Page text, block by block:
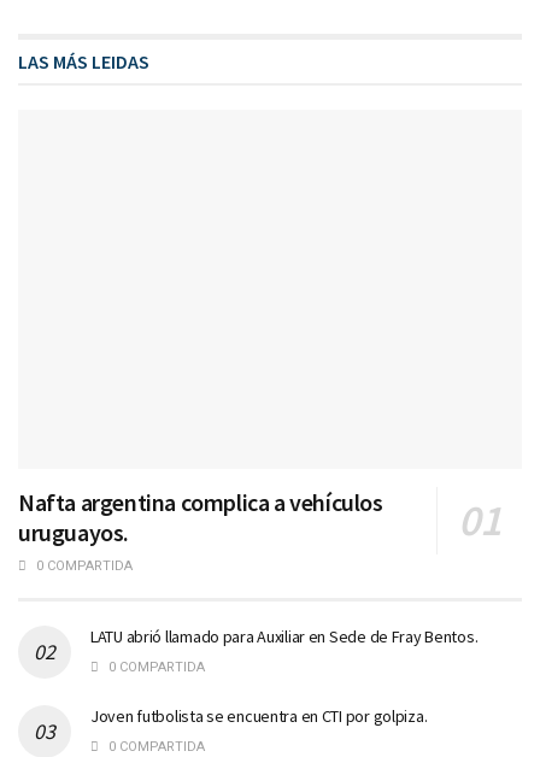
LAS MÁS LEIDAS
Nafta argentina complica a vehículos
uruguayos.
0 COMPARTIDA
LATU abrió llamado para Auxiliar en Sede de Fray Bentos.
0 COMPARTIDA
Joven futbolista se encuentra en CTI por golpiza.
0 COMPARTIDA